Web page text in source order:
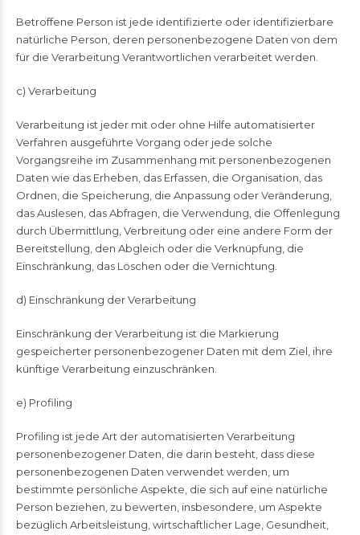
Betroffene Person ist jede identifizierte oder identifizierbare
natürliche Person, deren personenbezogene Daten von dem
für die Verarbeitung Verantwortlichen verarbeitet werden.
c) Verarbeitung
Verarbeitung ist jeder mit oder ohne Hilfe automatisierter
Verfahren ausgeführte Vorgang oder jede solche
Vorgangsreihe im Zusammenhang mit personenbezogenen
Daten wie das Erheben, das Erfassen, die Organisation, das
Ordnen, die Speicherung, die Anpassung oder Veränderung,
das Auslesen, das Abfragen, die Verwendung, die Offenlegung
durch Übermittlung, Verbreitung oder eine andere Form der
Bereitstellung, den Abgleich oder die Verknüpfung, die
Einschränkung, das Löschen oder die Vernichtung.
d) Einschränkung der Verarbeitung
Einschränkung der Verarbeitung ist die Markierung
gespeicherter personenbezogener Daten mit dem Ziel, ihre
künftige Verarbeitung einzuschränken.
e) Profiling
Profiling ist jede Art der automatisierten Verarbeitung
personenbezogener Daten, die darin besteht, dass diese
personenbezogenen Daten verwendet werden, um
bestimmte persönliche Aspekte, die sich auf eine natürliche
Person beziehen, zu bewerten, insbesondere, um Aspekte
bezüglich Arbeitsleistung, wirtschaftlicher Lage, Gesundheit,